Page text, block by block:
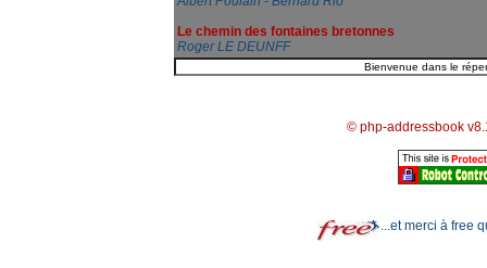
Le chemin des fontaines bretonnes
Roger LE DEUNFF
© php-addressbook
...et merci à free